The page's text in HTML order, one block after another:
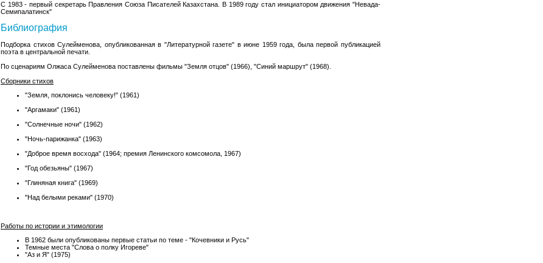
С 1983 - первый секретарь Правления Союза Писателей Казахстана. В 1989 году стал инициатором движения "Невада-
Семипалатинск"
Библиография
Подборка стихов Сулейменова, опубликованная в "Литературной газете" в июне 1959 года, была первой публикацией
поэта в центральной печати.
По сценариям Олжаса Сулейменова поставлены фильмы "Земля отцов" (1966), "Синий маршрут" (1968).
Сборники стихов
"Земля, поклонись человеку!" (1961)
"Аргамаки" (1961)
"Солнечные ночи" (1962)
"Ночь-парижанка" (1963)
"Доброе время восхода" (1964; премия Ленинского комсомола, 1967)
"Год обезьяны" (1967)
"Глиняная книга" (1969)
"Над белыми реками" (1970)
Работы по истории и этимологии
В 1962 были опубликованы первые статьи по теме - "Кочевники и Русь"
Темные места "Слова о полку Игореве"
"Аз и Я" (1975)